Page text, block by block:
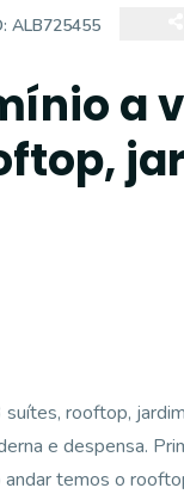
ALB725455
a
rooftop,
e despensa.
temos o